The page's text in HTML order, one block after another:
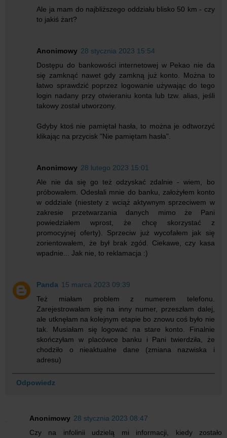
Ale ja mam do najbliższego oddziału blisko 50 km - czy
to jakiś żart?
Anonimowy 28 stycznia 2023 15:54
Dostępu do bankowości internetowej w Pekao nie da
się zamknąć nawet gdy zamkną już konto. Można to
łatwo sprawdzić poprzez logowanie używając do tego
login nadany przy otwieraniu konta lub tzw. alias, jeśli
takowy został utworzony.
Gdyby ktoś nie pamiętał hasła, to można je odtworzyć
klikając na przycisk "Nie pamiętam hasła".
Anonimowy 28 lutego 2023 15:01
Ale nie da się go też odzyskać zdalnie - wiem, bo
próbowałem. Odesłali mnie do banku, założyłem konto
w oddziale (niestety z wciąż aktywnym sprzeciwem w
zakresie przetwarzania danych mimo że Pani
powiedziałem wprost, że chcę skorzystać z
promocyjnej oferty). Sprzeciw już wycofałem jak się
zorientowałem, że był brak zgód. Ciekawe, czy kasa
wpadnie... Jak nie, to reklamacja :)
Panda 15 marca 2023 09:39
Też miałam problem z numerem telefonu.
Zarejestrowałam się na inny numer, przeszłam dalej,
ale utknęłam na kolejnym etapie bo znowu coś było nie
tak. Musiałam się logować na stare konto. Finalnie
skończyłam w placówce banku i Pani twierdziła, że
chodziło o nieaktualne dane (zmiana nazwiska i
adresu)
Odpowiedz
Anonimowy 28 stycznia 2023 08:47
Czy na infolinii udzielą mi informacji, kiedy zostało